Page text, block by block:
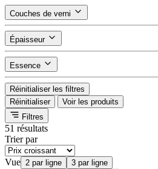
Couches de verni
Épaisseur
Essence
Réinitialiser les filtres
Réinitialiser
Voir les produits
Filtres
51 résultats
Trier par
Vue 2 par ligne 3 par ligne